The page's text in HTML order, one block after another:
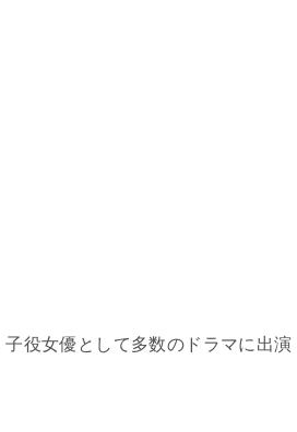
役女優として多数のドラマに出演